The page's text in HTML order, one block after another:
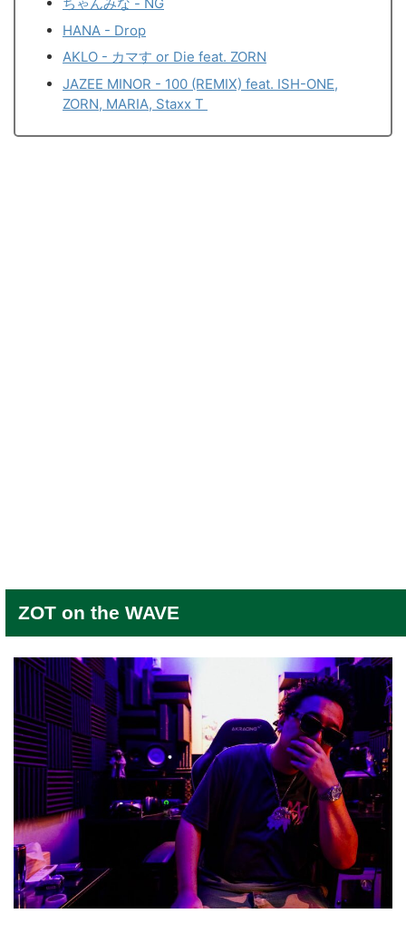
HANA - Drop
AKLO - カマす or Die feat. ZORN
JAZEE MINOR - 100 (REMIX) feat. ISH-ONE,
ZORN, MARIA, Staxx T
ZOT on the WAVE